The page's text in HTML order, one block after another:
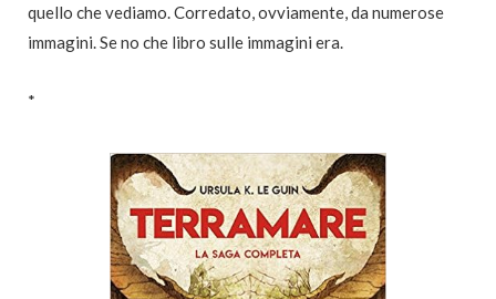
quello che vediamo. Corredato, ovviamente, da numerose
immagini. Se no che libro sulle immagini era.
*